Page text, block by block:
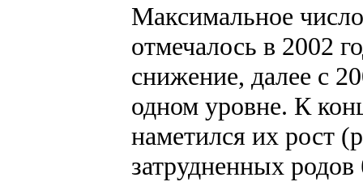
Максимальное
отмечалось в 2002
снижение, далее с
одном уровне. К
наметился их рост
затрудненных